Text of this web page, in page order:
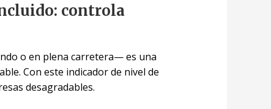
controla
o en plena carretera— es una
Con este indicador de nivel de
desagradables.